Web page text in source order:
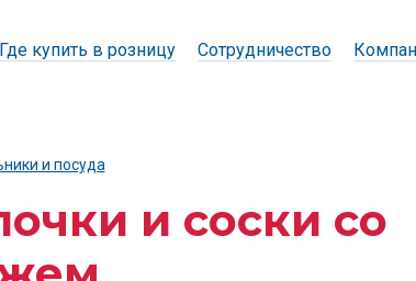
Где купить в розницу Сотрудничество
и посуда
и соски со